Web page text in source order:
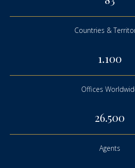
Countries &
1.100
Offices
26.500
Аgents